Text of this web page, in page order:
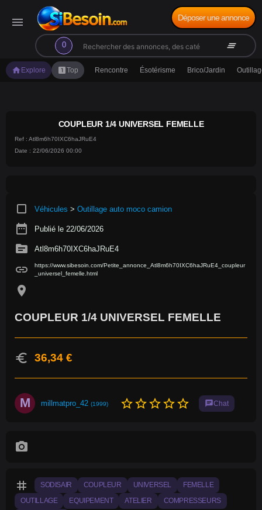
menu
0
search clear_all
Déposer une annonce
home Explore looks_oneTop Rencontre Ésotérisme Brico/Jardin
COUPLEUR 1/4 UNIVERSEL FEMELLE
Ref : Atl8m6h70IXC6haJRuE4
Date : 22/06/2026 00:00
crop_square Véhicules > Outillage auto moco camion
date_range Publié le 22/06/2026
source Atl8m6h70IXC6haJRuE4
link
https://www.sibesoin.com/Petite_annonce_Atl8m6h70IXC6haJRuE4_coupleur
_universel_femelle.html
location_on
COUPLEUR 1/4 UNIVERSEL FEMELLE
euro 36,34 €
M millmatpro_42 (1999) star_borderstar_borderstar_borderstar_borderstar_border chatChat
photo_camera
tag SODISAIR COUPLEUR UNIVERSEL FEMELLE
OUTILLAGE EQUIPEMENT ATELIER COMPRESSEURS